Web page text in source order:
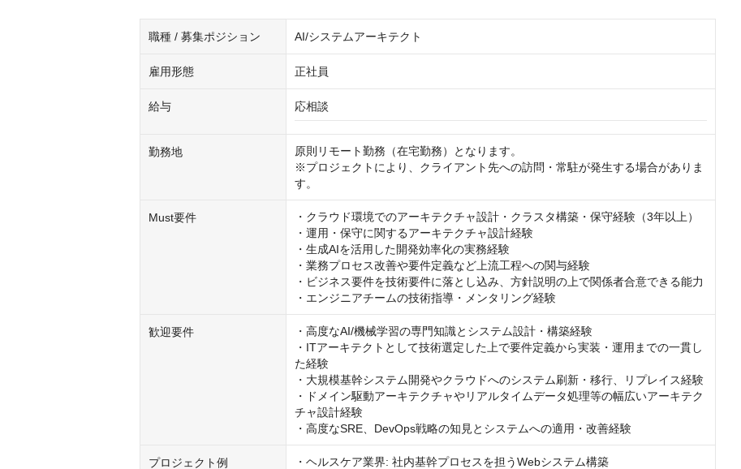
職種 / 募集ポジション AI/システムアーキテクト
雇用形態 正社員
給与 応相談
勤務地
原則リモート勤務（在宅勤務）となります。
※プロジェクトにより、クライアント先への訪問・常駐が発生する場合がありま
す。
Must要件
・クラウド環境でのアーキテクチャ設計・クラスタ構築・保守経験（3年以上）
・運用・保守に関するアーキテクチャ設計経験
・生成AIを活用した開発効率化の実務経験
・業務プロセス改善や要件定義など上流工程への関与経験
・ビジネス要件を技術要件に落とし込み、方針説明の上で関係者合意できる能力
・エンジニアチームの技術指導・メンタリング経験
歓迎要件
・高度なAI/機械学習の専門知識とシステム設計・構築経験
・ITアーキテクトとして技術選定した上で要件定義から実装・運用までの一貫し
た経験
・大規模基幹システム開発やクラウドへのシステム刷新・移行、リプレイス経験
・ドメイン駆動アーキテクチャやリアルタイムデータ処理等の幅広いアーキテク
チャ設計経験
・高度なSRE、DevOps戦略の知見とシステムへの適用・改善経験
プロジェクト例 ・ヘルスケア業界: 社内基幹プロセスを担うWebシステム構築